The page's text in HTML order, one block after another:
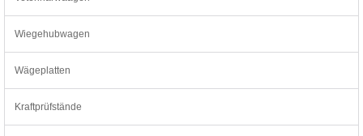
Wiegehubwagen
Wägeplatten
Kraftprüfstände